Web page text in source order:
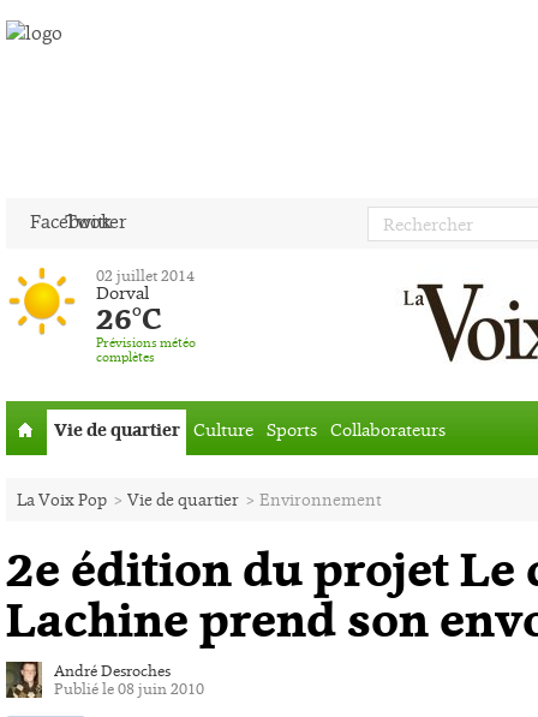
Facebook
Twitter
02 juillet 2014
Dorval
26°C
Prévisions météo
complètes
Vie de quartier Culture Sports Collaborateurs
La Voix Pop > Vie de quartier > Environnement
2e édition du projet Le
Lachine prend son
André Desroches
Publié le 08 juin 2010